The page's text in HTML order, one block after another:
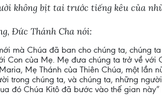
không bịt tai trước tiếng kêu của
Đức Thánh Cha nói:
mà Chúa đã ban cho chúng ta, chúng
Con của Mẹ. Mẹ đưa chúng ta trở về với
Mẹ Thánh của Thiên Chúa, một lần
trong chúng ta, và chúng ta, những
đó Chúa Kitô đã bước vào thế gian này”